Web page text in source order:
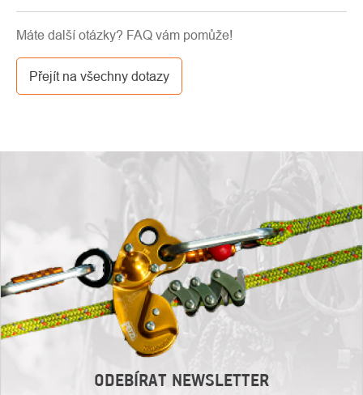
slevový kód nenalezli, kontaktujte nás na
info@pavouci.cz
GLS. Cena této dopravy je dle kalkulace od
dopravce.
Máte další otázky? FAQ vám pomůže!
Přejít na všechny dotazy
ODEBÍRAT NEWSLETTER